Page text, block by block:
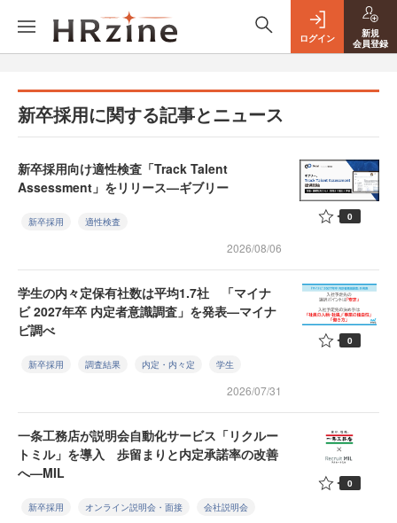
ログイン
新規
会員登録
新卒採用に関する記事とニュース
新卒採用向け適性検査「Track Talent
Assessment」をリリース—ギブリー
新卒採用 適性検査
2026/08/06
0
学生の内々定保有社数は平均1.7社 「マイナ
ビ 2027年卒 内定者意識調査」を発表—マイナ
ビ調べ
新卒採用 調査結果 内定・内々定 学生
2026/07/31
0
一条工務店が説明会自動化サービス「リクルー
トミル」を導入 歩留まりと内定承諾率の改善
へ—MIL
新卒採用 オンライン説明会・面接 会社説明会
0